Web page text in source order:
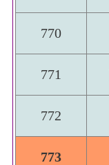
770
771
772
773